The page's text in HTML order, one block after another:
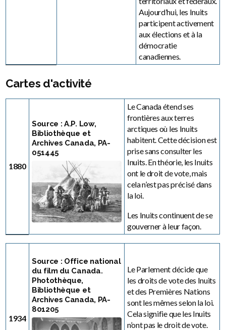
Aujourd’hui, les Inuits
participent activement
aux élections et à la
démocratie
canadiennes.
Cartes d'activité
1880
Source : A.P. Low,
Bibliothèque et
Archives Canada, PA-
051445
Le Canada étend ses
frontières aux terres
arctiques où les Inuits
habitent. Cette décision est
prise sans consulter les
Inuits. En théorie, les Inuits
ont le droit de vote, mais
cela n’est pas précisé dans
la loi.
Les Inuits continuent de se
gouverner à leur façon.
1934
Source : Office national
du film du Canada.
Photothèque,
Bibliothèque et
Archives Canada, PA-
801205
Le Parlement décide que
les droits de vote des Inuits
et des Premières Nations
sont les mêmes selon la loi.
Cela signifie que les Inuits
n’ont pas le droit de vote.